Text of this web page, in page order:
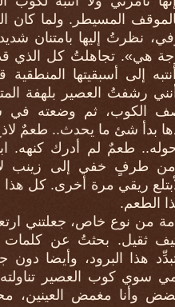
المسيطر. ولما كان
نظرتُ إليها بامتنان
هي». تجاهلتُ كل الذي
إلى أسبقيتها المنطقية
رشفتُ العصير بلهفة
الكوب، ثم وضعته في
بدأ شئ ما يحدث.. طعمٌ
حوله.. طعمٌ لم أدرك كنهه.
من طرفٍ خفي إلى زينب
ريقي مرة أخرى. كل هذا
الطعم.
من نوع خاص، جعلتني
ثقيل. بحثتُ عن كلمات
هذا البرود، وأيضا
سوي كوب العصير
وأنا مغمض العينين،